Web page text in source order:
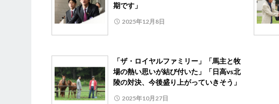
期です」
2025年12月8日
「ザ・ロイヤルファミリー」「馬主と牧
場の熱い思いが結び付いた」「日高vs北
陵の対決、今後盛り上がっていきそう」
2025年10月27日